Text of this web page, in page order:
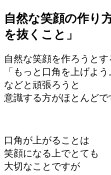
自然な笑顔の作り
を抜くこと」
自然な笑顔を作ろうとす
「もっと口角を上げよう
などと頑張ろうと
意識する方がほとんどで
口角が上がることは
笑顔になる上でとても
大切なことですが